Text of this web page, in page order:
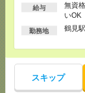
給与
無資
いOK
以上
勤務地 鶴見
スキップ
【平塚駅近！
時給1500
[交通費]弊社規定に
[勤務地]平塚駅から